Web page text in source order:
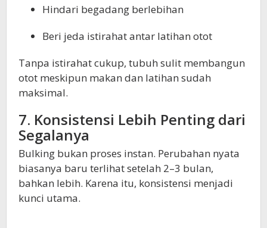
Hindari begadang berlebihan
Beri jeda istirahat antar latihan otot
Tanpa istirahat cukup, tubuh sulit membangun
otot meskipun makan dan latihan sudah
maksimal.
7. Konsistensi Lebih Penting dari
Segalanya
Bulking bukan proses instan. Perubahan nyata
biasanya baru terlihat setelah 2–3 bulan,
bahkan lebih. Karena itu, konsistensi menjadi
kunci utama.